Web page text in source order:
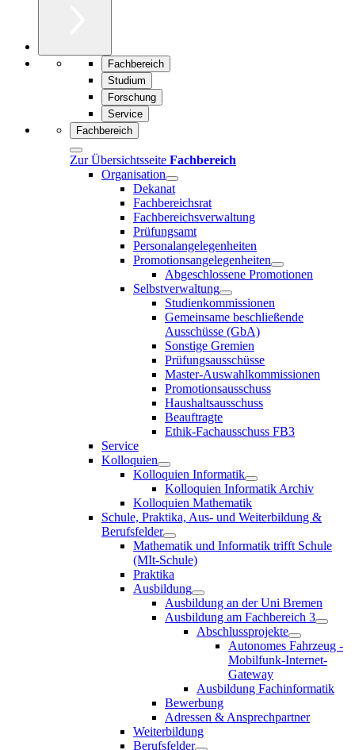
Fachbereich
Studium
Forschung
Service
Fachbereich
Zur Übersichtsseite Fachbereich
Organisation
Dekanat
Fachbereichsrat
Fachbereichsverwaltung
Prüfungsamt
Personalangelegenheiten
Promotionsangelegenheiten
Abgeschlossene Promotionen
Selbstverwaltung
Studienkommissionen
Gemeinsame beschließende
Ausschüsse (GbA)
Sonstige Gremien
Prüfungsausschüsse
Master-Auswahlkommissionen
Promotionsausschuss
Haushaltsausschuss
Beauftragte
Ethik-Fachausschuss FB3
Service
Kolloquien
Kolloquien Informatik
Kolloquien Informatik Archiv
Kolloquien Mathematik
Schule, Praktika, Aus- und Weiterbildung &
Berufsfelder
Mathematik und Informatik trifft Schule
(MIt-Schule)
Praktika
Ausbildung
Ausbildung an der Uni Bremen
Ausbildung am Fachbereich 3
Abschlussprojekte
Autonomes Fahrzeug -
Mobilfunk-Internet-
Gateway
Ausbildung Fachinformatik
Bewerbung
Adressen & Ansprechpartner
Weiterbildung
Berufsfelder